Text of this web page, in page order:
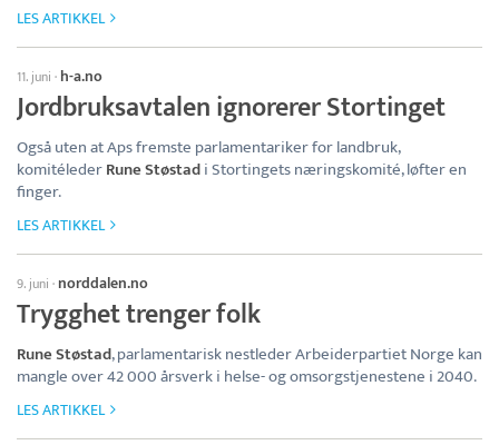
LES ARTIKKEL
11. juni · h-a.no
Jordbruksavtalen ignorerer Stortinget
Også uten at Aps fremste parlamentariker for landbruk,
komitélederRune Støstadi Stortingets næringskomité, løfter en
finger.
LES ARTIKKEL
9. juni · norddalen.no
Trygghet trenger folk
Rune Støstad, parlamentarisk nestleder Arbeiderpartiet Norge kan
mangle over 42 000 årsverk i helse- og omsorgstjenestene i 2040.
LES ARTIKKEL